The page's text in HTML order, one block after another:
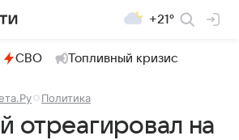
+21°
СВО Топливный кризис
Политика
отреагировал на